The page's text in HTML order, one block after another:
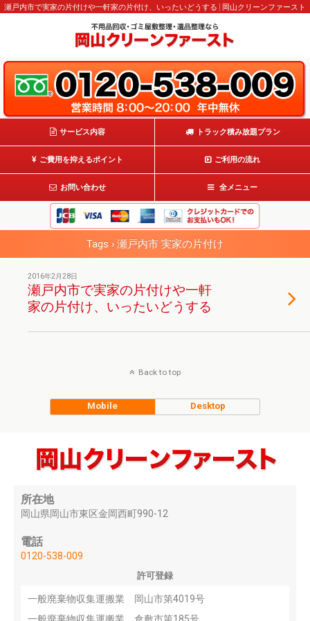
瀬戸内市で実家の片付けや一軒家の片付け、いったいどうする | 岡山クリーンファースト
サービス内容 トラック積み放題プラン
ご費用を抑えるポイント ご利用の流れ
お問い合わせ 全メニュー
Tags › 瀬戸内市 実家の片付け
2016年2月28日
瀬戸内市で実家の片付けや一軒
家の片付け、いったいどうする
Back to top
Mobile Desktop
所在地
岡山県岡山市東区金岡西町990-12
電話
0120-538-009
許可登録
一般廃棄物収集運搬業 岡山市第4019号
一般廃棄物収集運搬業 倉敷市第185号